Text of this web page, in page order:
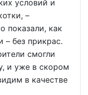
условий и
–
показали, как
– без прикрас.
смогли
и уже в скором
в качестве